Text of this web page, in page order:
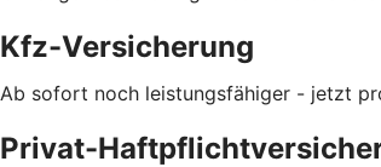
Kfz-Versicherung
Ab sofort noch leistungsfähiger - jetzt
Privat-